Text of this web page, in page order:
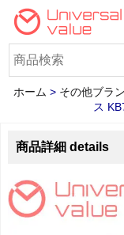
ホーム > その他ブラ
ス
商品詳細 details